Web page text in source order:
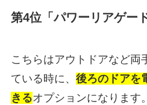
第4位「パワーリアゲー
こちらはアウトドアなど両
ている時に、 後ろのドアを
きるオプションになります。